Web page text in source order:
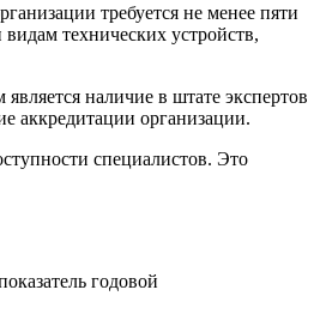
требуется не менее пяти
технических устройств,
наличие в штате экспертов
аккредитации организации.
специалистов. Это
годовой